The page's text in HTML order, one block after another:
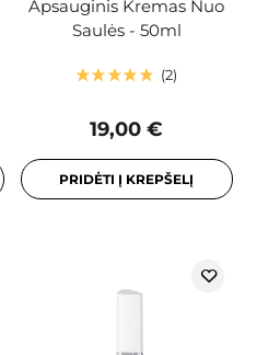
Apsauginis Kremas Nuo
Saulės - 50ml
2
19,00 €
PRIDĖTI Į KREPŠELĮ